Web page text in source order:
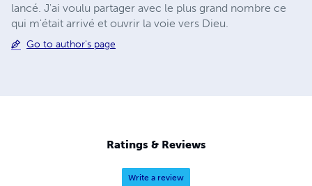
lancé. J'ai voulu partager avec le plus grand nombre ce
qui m'était arrivé et ouvrir la voie vers Dieu.
Go to author's page
Ratings & Reviews
Write a review